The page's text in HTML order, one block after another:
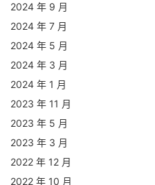
2024 年 9 月
2024 年 7 月
2024 年 5 月
2024 年 3 月
2024 年 1 月
2023 年 11 月
2023 年 5 月
2023 年 3 月
2022 年 12 月
2022 年 10 月